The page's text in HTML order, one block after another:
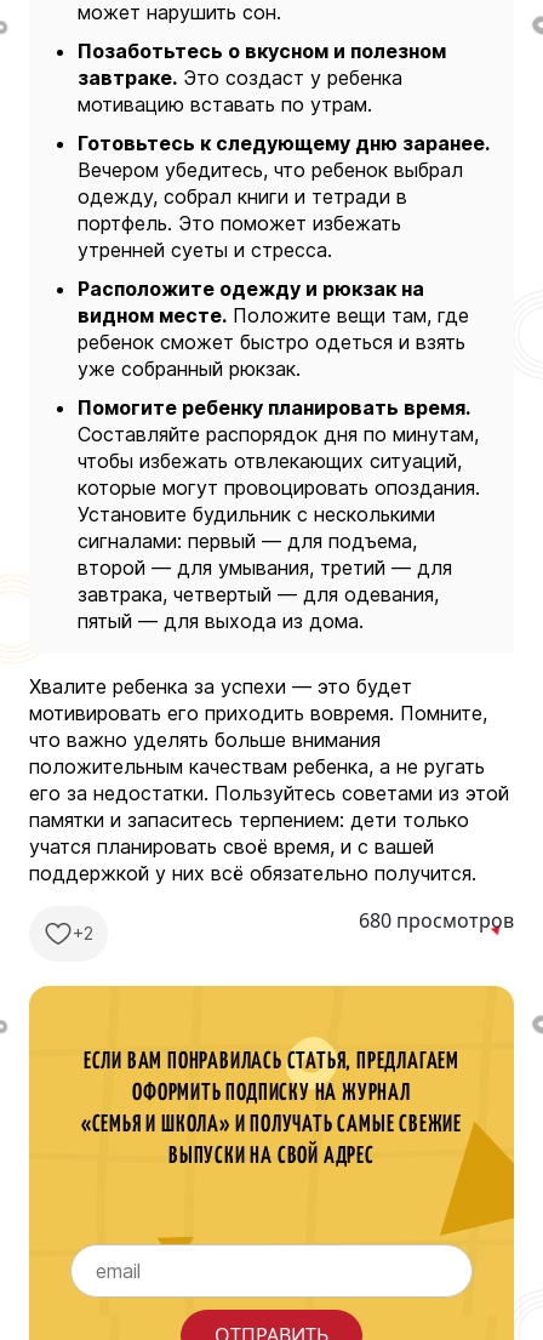
может нарушить сон.
Позаботьтесь о вкусном и полезном
завтраке. Это создаст у ребенка
мотивацию вставать по утрам.
Готовьтесь к следующему дню заранее.
Вечером убедитесь, что ребенок выбрал
одежду, собрал книги и тетради в
портфель. Это поможет избежать
утренней суеты и стресса.
Расположите одежду и рюкзак на
видном месте. Положите вещи там, где
ребенок сможет быстро одеться и взять
уже собранный рюкзак.
Помогите ребенку планировать время.
Составляйте распорядок дня по минутам,
чтобы избежать отвлекающих ситуаций,
которые могут провоцировать опоздания.
Установите будильник с несколькими
сигналами: первый — для подъема,
второй — для умывания, третий — для
завтрака, четвертый — для одевания,
пятый — для выхода из дома.
Хвалите ребенка за успехи — это будет
мотивировать его приходить вовремя. Помните,
что важно уделять больше внимания
положительным качествам ребенка, а не ругать
его за недостатки. Пользуйтесь советами из этой
памятки и запаситесь терпением: дети только
учатся планировать своё время, и с вашей
поддержкой у них всё обязательно получится.
+2 680 просмотров
ЕСЛИ ВАМ ПОНРАВИЛАСЬ СТАТЬЯ, ПРЕДЛАГАЕМ
ОФОРМИТЬ ПОДПИСКУ НА ЖУРНАЛ
«СЕМЬЯ И ШКОЛА» И ПОЛУЧАТЬ САМЫЕ СВЕЖИЕ
ВЫПУСКИ НА СВОЙ АДРЕС